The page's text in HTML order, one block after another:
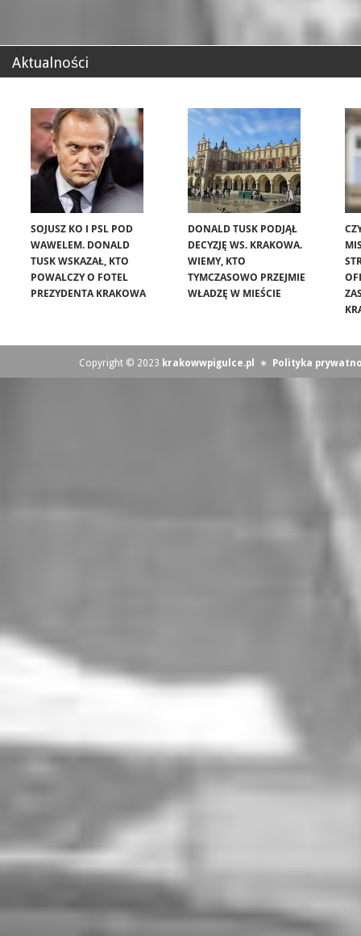
Aktualności
SOJUSZ KO I PSL POD
WAWELEM. DONALD
TUSK WSKAZAŁ, KTO
POWALCZY O FOTEL
PREZYDENTA KRAKOWA
DONALD TUSK PODJĄŁ
DECYZJĘ WS. KRAKOWA.
WIEMY, KTO
TYMCZASOWO PRZEJMIE
WŁADZĘ W MIEŚCIE
Copyright © 2023 krakowwpigulce.pl ∗ Polityka